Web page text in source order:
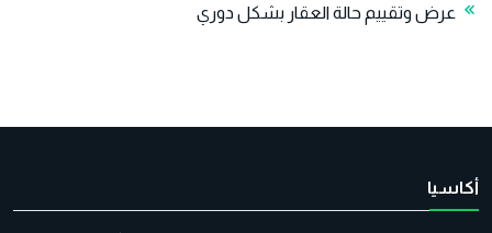
عرض وتقييم حالة العقار بشكل دوري
أكاسيا